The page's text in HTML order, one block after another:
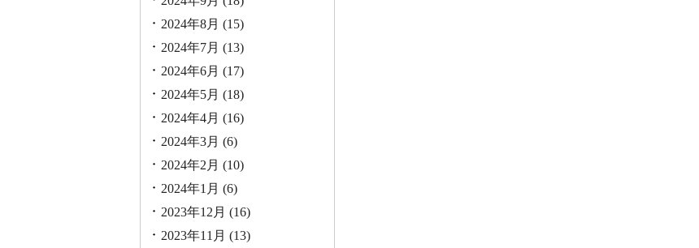
2024年8月 (15)
2024年7月 (13)
2024年6月 (17)
2024年5月 (18)
2024年4月 (16)
2024年3月 (6)
2024年2月 (10)
2024年1月 (6)
2023年12月 (16)
2023年11月 (13)